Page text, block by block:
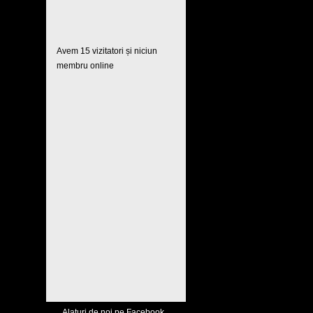
Avem 15 vizitatori și niciun
membru online